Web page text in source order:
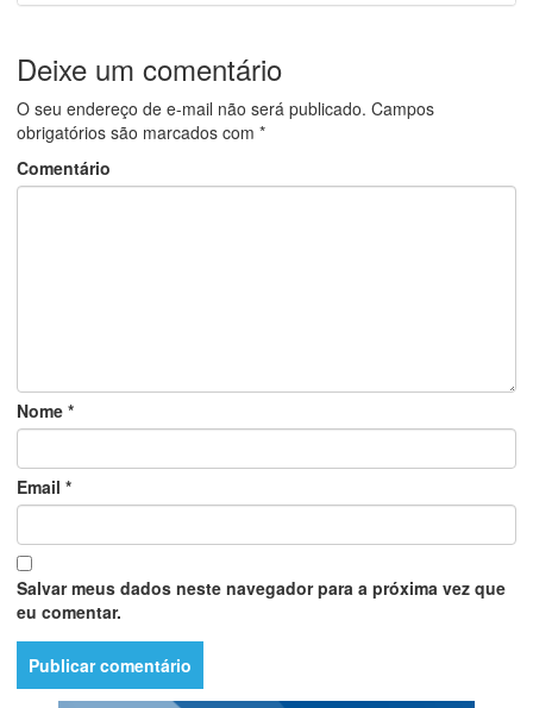
Deixe um comentário
O seu endereço de e-mail não será publicado. Campos
obrigatórios são marcados com *
Comentário
Nome *
Email *
Salvar meus dados neste navegador para a próxima vez que
eu comentar.